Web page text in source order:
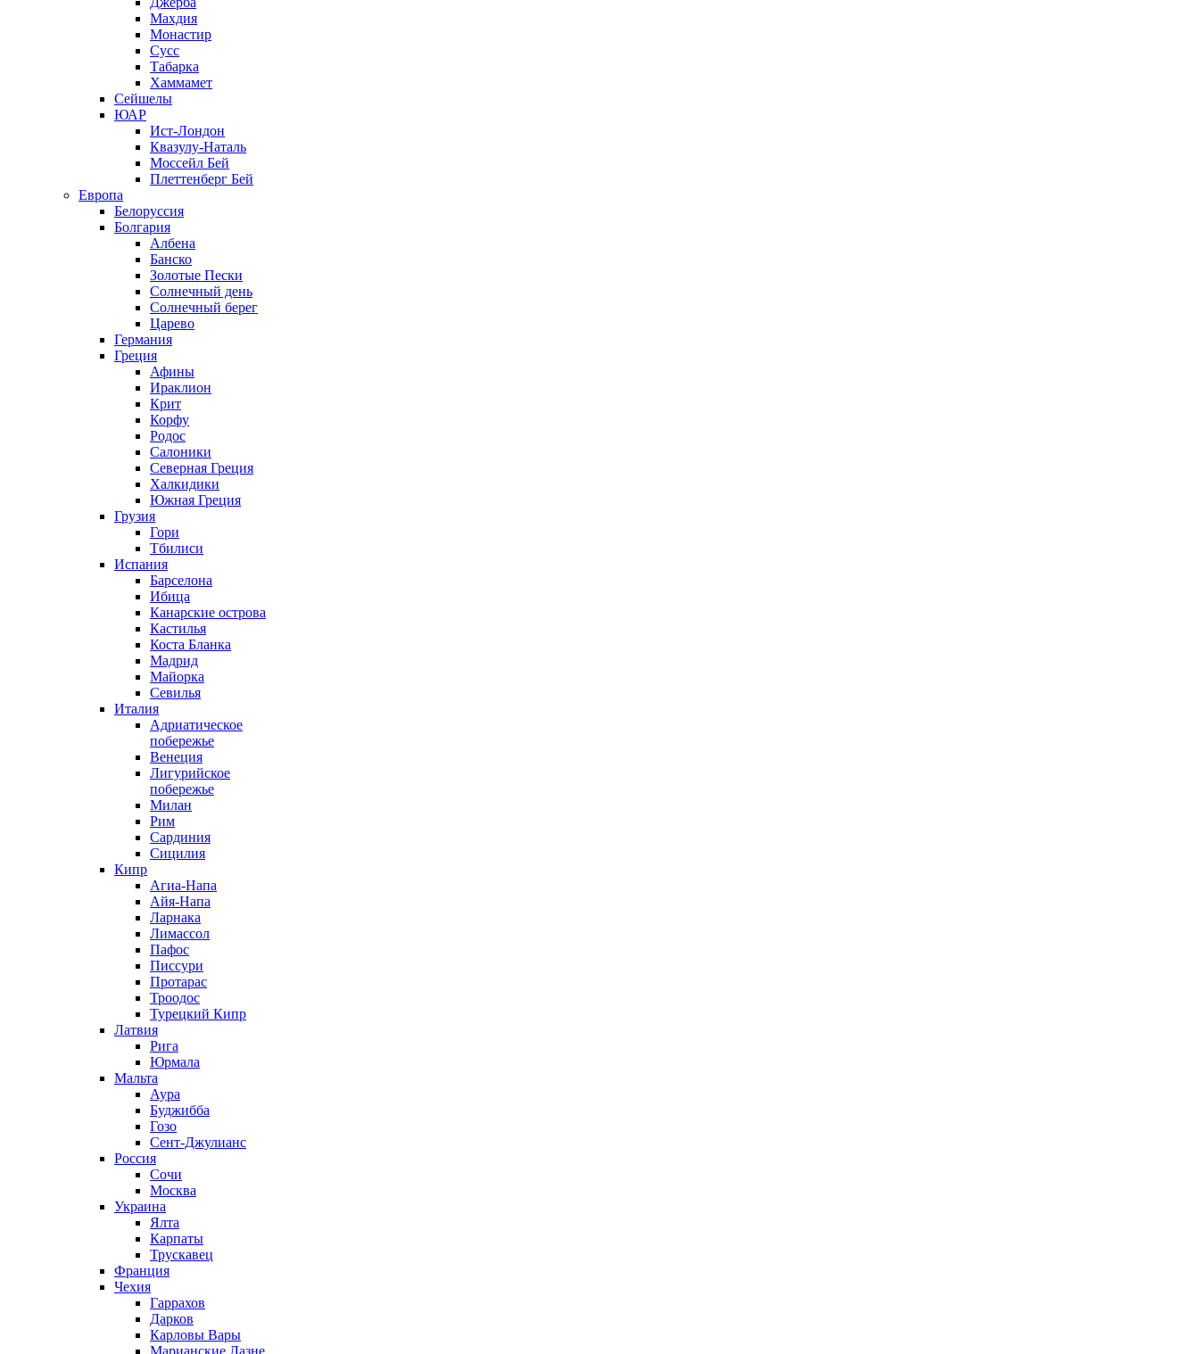
Махдия
Монастир
Сусс
Табарка
Хаммамет
Сейшелы
ЮАР
Ист-Лондон
Квазулу-Наталь
Моссейл Бей
Плеттенберг Бей
Европа
Белоруссия
Болгария
Албена
Банско
Золотые Пески
Солнечный день
Солнечный берег
Царево
Германия
Греция
Афины
Ираклион
Крит
Корфу
Родос
Салоники
Северная Греция
Халкидики
Южная Греция
Грузия
Гори
Тбилиси
Испания
Барселона
Ибица
Канарские острова
Кастилья
Коста Бланка
Мадрид
Майорка
Севилья
Италия
Адриатическое
побережье
Венеция
Лигурийское
побережье
Милан
Рим
Сардиния
Сицилия
Кипр
Агиа-Напа
Айя-Напа
Ларнака
Лимассол
Пафос
Писсури
Протарас
Троодос
Турецкий Кипр
Латвия
Рига
Юрмала
Мальта
Аура
Буджибба
Гозо
Сент-Джулианс
Россия
Сочи
Москва
Украина
Ялта
Карпаты
Трускавец
Франция
Чехия
Гаррахов
Дарков
Карловы Вары
Марианские Лазне